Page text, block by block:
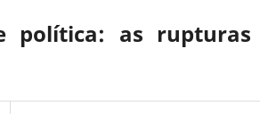
política: as rupturas